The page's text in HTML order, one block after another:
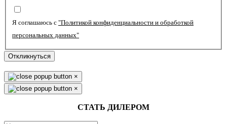
Я соглашаюсь с "Политикой конфиденциальности и обработкой
персональных данных"
Откликнуться
×
×
СТАТЬ ДИЛЕРОМ